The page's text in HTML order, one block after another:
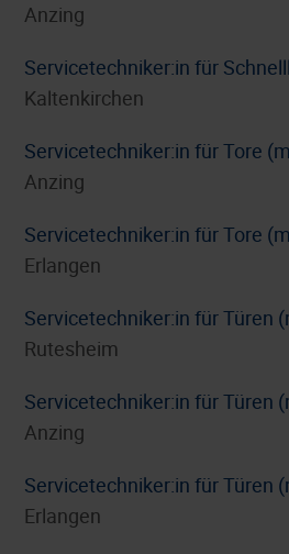
Anzing
Servicetechniker:in für
Kaltenkirchen
Servicetechniker:in für Tore
Anzing
Servicetechniker:in für Tore
Erlangen
Servicetechniker:in für Türen
Rutesheim
Servicetechniker:in für Türen
Anzing
Servicetechniker:in für Türen
Erlangen